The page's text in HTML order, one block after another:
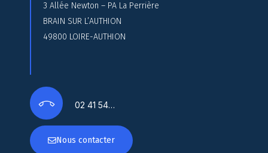
3 Allée Newton – PA La Perrière
BRAIN SUR L’AUTHION
49800 LOIRE-AUTHION
02 41 54…
Nous contacter